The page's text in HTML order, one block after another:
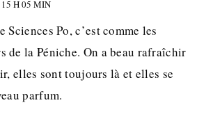
H 05 MIN
Sciences Po, c’est comme les
de la Péniche. On a beau rafraîchir
elles sont toujours là et elles se
parfum.